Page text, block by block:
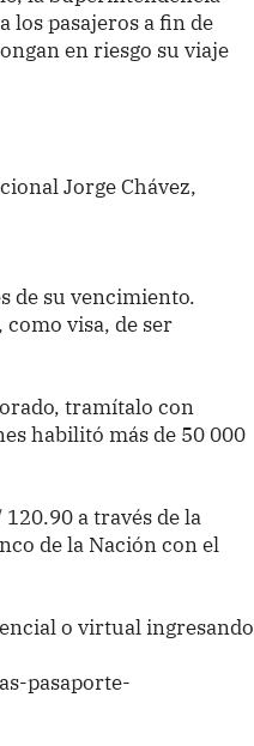
los pasajeros a fin de
en riesgo su viaje
Jorge Chávez,
de su vencimiento.
visa, de ser
tramítalo con
habilitó más de 50 000
a través de la
de la Nación con el
o virtual ingresando
pasaporte-